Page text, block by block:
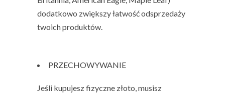
dodatkowo zwiększy łatwość odsprzedaży
twoich produktów.
PRZECHOWYWANIE
Jeśli kupujesz fizyczne złoto, musisz